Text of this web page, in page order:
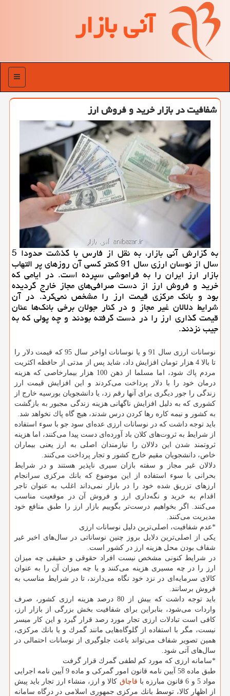
آنی بازار
منو
شفافیت در بازار خرید و فروش ارز
به گزارش آنی بازار، به نقل از فارس با گذشت حدودا 5
سال از نوسان ارزی سال 91 كمتر كسی آن روزهای پر التهاب
بازار ارز ایران را به فراموشی سپرده است. در ایامی كه
خرید و فروش ارز از دست صرافی‌های مجاز خارج گردیده
بود و بانك مركزی قیمت ارز را مشخص نمی‌كرد. در آن
شرایط دلالان غیر مجاز و در كنار جولان برخی بانك‌ها عنان
قیمت گذاری ارز را در دست گرفته بودند و چه پولی كه به
جیب نزدند.
نوسانات ارزی سال 91 و یا نوسانات اواخر سال 95 كه قیمت دلار را
تا بالا 4 هزار تومان افزایش داد، شاید پس از مدتی از حافظه اكثریت
مردم پاك شود، اما مسلما از ذهن 100 هزار بیمارخاصی كه هزینه
درمان خود را با دلار پرداخت می‌كردند و این افزایش قیمت ارز
زندگی را جور دیگری برای آنها رقم زد، یا دانشجویان بورسیه خارج از
كشوری كه به دلیل افزایش ناگهانی هزینه‌ زندگی مجبور به بازگشت
به كشور و نیمه كاره رها كردن درس شدند، هیچ گاه پاك نخواهد شد.
باید توجه داشت كه در نوسانات ارزی عده‌ای سود جو با سوء استفاده
از شرایط به ثروت‌های كلان باد آورده‌ای دست پیدا می‌كنند، اما هزینه
ثروتمند شدن این دلالان را نیازمندان اصلی به ارز یعنی بیماران
خاص، دانشجویان مقیم خارج كشور و تجار پرداخت می‌كنند.
دلالان غیر مجاز و سفته بازان سیری ناپذیر هستند و در شرایط
بحرانی با سوء استفاده از این موضوع كه بانك مركزی سرانجام
ارزهای تزریق شده خود را در بازار نمی‌داند اغلب به عنوان تاجر
اقدام به خرید و نگه‌داری ارز و فروش آن در موقعیت مناسب
می‌كنند. اگر بخواهیم درست‌تر بگوییم بازار ارز را طبق منافع خود
مدیریت می‌كنند.
*عدم شفافیت، اصلی‌ترین دلیل نوسانات ارزی
یكی از اصلی‌ترین دلایل بروز چنین نوساناتی در سال‌های اخیر غیر
شفاف بودن محل هزینه ارز در كشور است.
در شرایط كنونی مشخص نیست افراد حقوقی و حقیقی چه میزان
ارز را در چه مسیری هزینه می‌كنند و یا چه میزان آن را به عنوان
كالای سرمایه‌ای در نزد خود نگاه می‌دارند، تا در شرایط مناسب به
فروش برسانند.
باید توجه داشت كه بیش از 80 درصد هزینه‌ ارزی كشور، صرف
واردات می‌شود، بنابراین برای شفافیت بخش بزرگی از بازار ارز،
كافی است تبادلات ارزی تجار مورد رصد قرار گیرد و این كار میسر
نیست، مگر با استفاده از گلوگاه‌هایی مانند گمرك و یا بانك مركزی،
همین تصویر شفاف می‌تواند باعث جلوگیری از نوسانات احتمالی در
سال‌های آتی شود.
*سامانه ارزی كه مورد كم لطفی گمرك قرار گرفت
طبق ماده 58 آیین نامه قانون امور گمركی و ماده 9 آیین نامه اجرایی
مواد 5 و 6 قانون مبارزه با
قاچاق كالا و ارز، منشاء ارز تجار باید پیش
از اظهار كالا، توسط بانك مركزی جمهوری اسلامی در درگاه سامانه